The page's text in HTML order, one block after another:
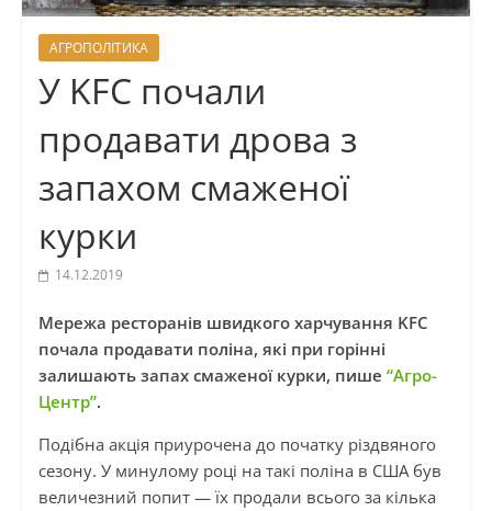
АГРОПОЛІТИКА
У KFC почали
продавати дрова з
запахом смаженої
курки
14.12.2019
Мережа ресторанів швидкого харчування KFC
почала продавати поліна, які при горінні
залишають запах смаженої курки, пише “Агро-
Центр”.
Подібна акція приурочена до початку різдвяного
сезону. У минулому році на такі поліна в США був
величезний попит — їх продали всього за кілька